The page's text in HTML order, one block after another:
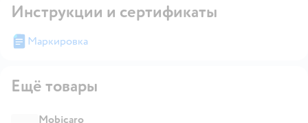
Инструкции и сертификаты
Маркировка
Ещё товары
Mobicaro